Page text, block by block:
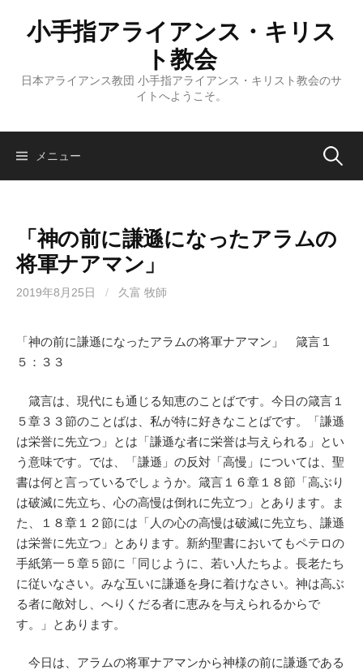
ス
小手指アライアンス・キリス
ト教会
日本アライアンス教団 小手指アライアンス・キリスト教会のサ
イトへようこそ。
メニュー 検
「神の前に謙遜になったアラムの
将軍ナアマン」
2019年8月25日 / 久富 牧師
「神の前に謙遜になったアラムの将軍ナアマン」 箴言１
５：３３
箴言は、現代にも通じる知恵のことばです。今日の箴言１
５章３３節のことばは、私が特に好きなことばです。「謙遜
は栄誉に先立つ」とは「謙遜な者に栄誉は与えられる」とい
う意味です。では、「謙遜」の反対「高慢」については、聖
書は何と言っているでしょうか。箴言１６章１８節「高ぶり
は破滅に先立ち、心の高慢は倒れに先立つ」とあります。ま
た、１８章１２節には「人の心の高慢は破滅に先立ち、謙遜
は栄誉に先立つ」とあります。新約聖書においてもペテロの
手紙第一５章５節に「同じように、若い人たちよ。長老たち
に従いなさい。みな互いに謙遜を身に着けなさい。神は高ぶ
る者に敵対し、へりくだる者に恵みを与えられるからで
す。」とあります。
今日は、アラムの将軍ナアマンから神様の前に謙遜である